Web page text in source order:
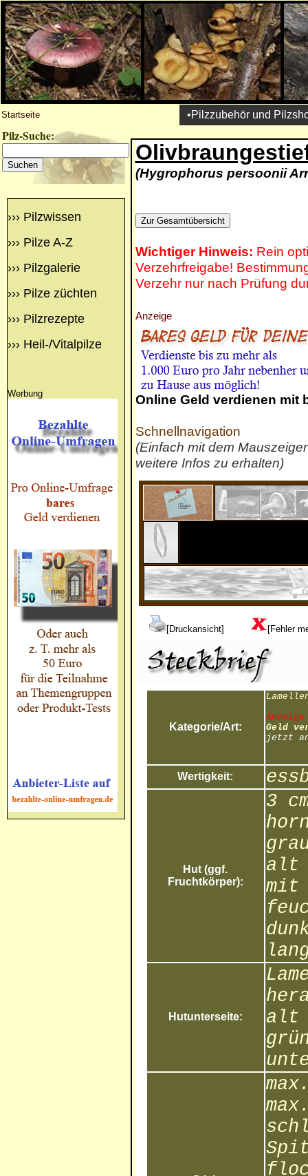
Startseite •Pilzzubehör und
Pilz-Suche:
››› Pilzwissen
››› Pilze A-Z
››› Pilzgalerie
››› Pilze züchten
››› Pilzrezepte
››› Heil-/Vitalpilze
Werbung
(Hygrophorus persoonii
Wichtiger Hinweis: Rein
Verzehrfreigabe!
Verzehr nur nach Prüfung
Anzeige
Online Geld verdienen mit
Schnellnavigation
(Einfach mit dem
weitere Infos zu erhalten)
[Druckansicht] [Fehler
Kategorie/Art:
Anzeige
Geld
jetzt
Wertigkeit:
Hut (ggf.
Fruchtkörper):
3
alt
mit
Hutunterseite:
alt